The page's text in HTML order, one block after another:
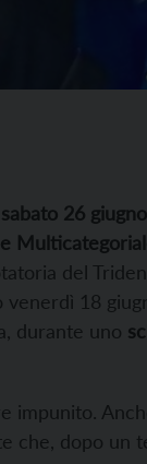
sabato 26 giugno
del
venerdì 18
durante uno
impunito.
che, dopo un